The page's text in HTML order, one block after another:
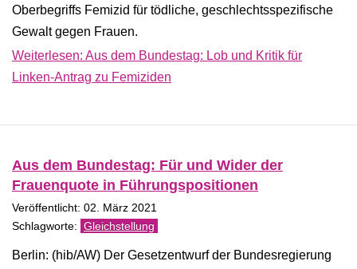
Oberbegriffs Femizid für tödliche, geschlechtsspezifische
Gewalt gegen Frauen.
Weiterlesen: Aus dem Bundestag: Lob und Kritik für
Linken-Antrag zu Femiziden
Aus dem Bundestag: Für und Wider der
Frauenquote in Führungspositionen
Veröffentlicht: 02. März 2021
Gleichstellung
Berlin: (hib/AW) Der Gesetzentwurf der Bundesregierung